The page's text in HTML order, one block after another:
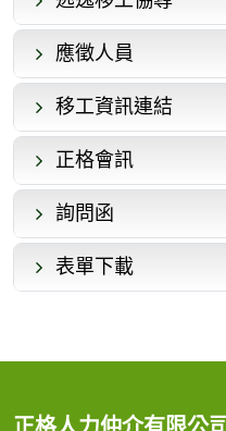
應徵人員
移工資訊連結
正格會訊
詢問函
表單下載